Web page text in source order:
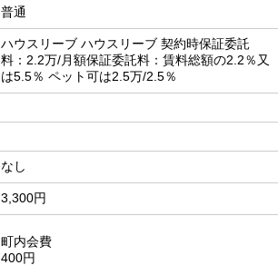
普通
ハウスリーブ ハウスリーブ 契約時保証委託
料：2.2万/月額保証委託料：賃料総額の2.2％又
は5.5％ ペット可は2.5万/2.5％
なし
3,300円
町内会費
400円